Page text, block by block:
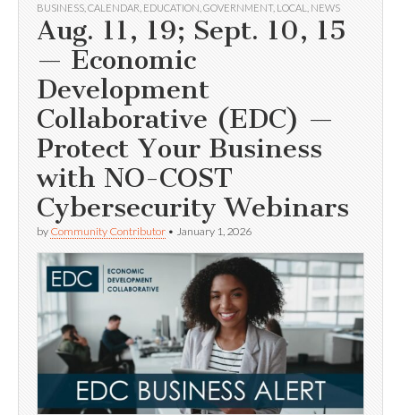
BUSINESS CALENDAR EDUCATION GOVERNMENT, LOCAL NEWS
Aug. 11, 19; Sept. 10, 15
— Economic
Development
Collaborative (EDC) —
Protect Your Business
with NO-COST
Cybersecurity Webinars
by Community Contributor • January 1, 2026